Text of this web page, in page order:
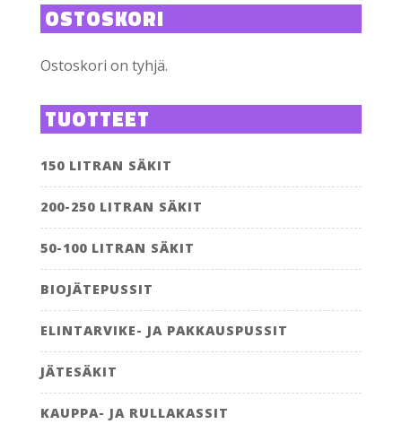
OSTOSKORI
Ostoskori on tyhjä.
TUOTTEET
150 LITRAN SÄKIT
200-250 LITRAN SÄKIT
50-100 LITRAN SÄKIT
BIOJÄTEPUSSIT
ELINTARVIKE- JA PAKKAUSPUSSIT
JÄTESÄKIT
KAUPPA- JA RULLAKASSIT